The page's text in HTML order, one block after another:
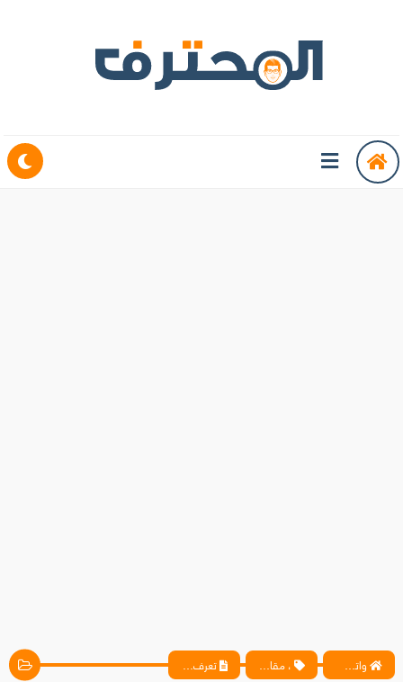
واتس آب ، فيسبوك ، أنترنت ، شروحات تقنية حصرية - المحترف ، مقالات تعرف على أبرز 5 مراحل يجب أن تمر بها للشروع في الربح الحقيقي من الإنترنيت !